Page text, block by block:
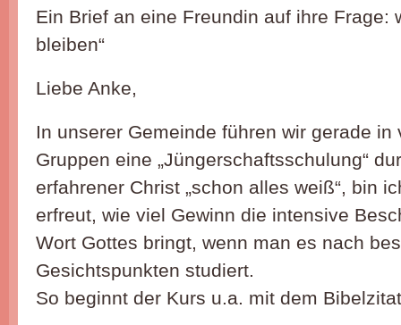
Ein Brief an eine Freundin auf ihre Frage:
bleiben“
Liebe Anke,
In unserer Gemeinde führen wir gerade in
Gruppen eine „Jüngerschaftsschulung“
erfahrener Christ „schon alles weiß“, bin
erfreut, wie viel Gewinn die intensive
Wort Gottes bringt, wenn man es nach
Gesichtspunkten studiert.
So beginnt der Kurs u.a. mit dem